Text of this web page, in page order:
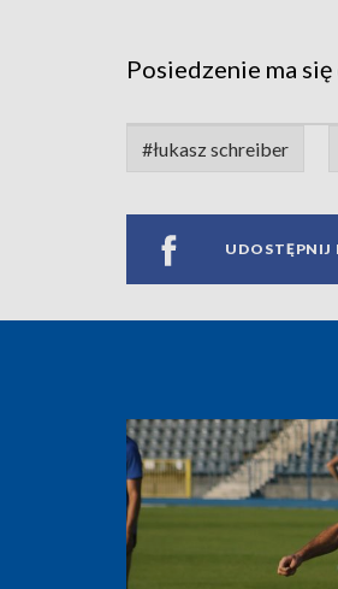
Posiedzenie ma
#łukasz schreiber
UDOSTĘPNIJ